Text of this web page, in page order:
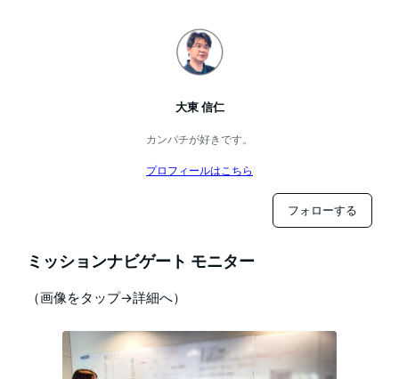
大東 信仁
カンパチが好きです。
プロフィールはこちら
フォローする
ミッションナビゲート モニター
（画像をタップ→詳細へ）